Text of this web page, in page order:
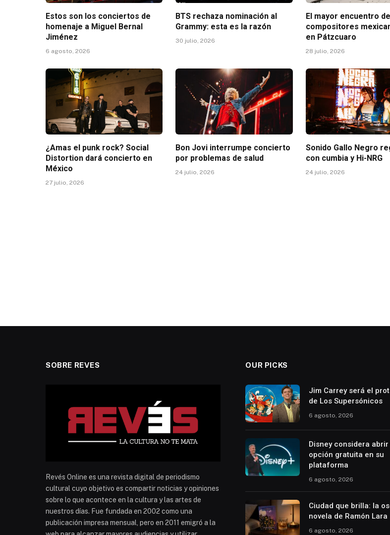
Estos son los conciertos de
homenaje a Miguel Bernal
Jiménez
6 agosto, 2026
BTS rechaza nominación al
Grammy: esta es la razón
30 julio, 2026
El mayor encuentro de
compositores
en Pátzcuaro
28 julio, 2026
¿Amas el punk rock? Social
Distortion dará concierto en
México
27 julio, 2026
Bon Jovi interrumpe concierto
por problemas de salud
24 julio, 2026
Sonido Gallo Negro
con cumbia y Hi-NRG
24 julio, 2026
SOBRE REVES
Revés Online es una revista digital de periodismo
cultural cuyo objetivo es compartir noticias y opiniones
sobre lo que acontece en la cultura y las artes de
nuestros días. Fue fundada en 2002 como una
publicación impresa mensual, pero en 2011 emigró a la
OUR PICKS
Jim Carrey será el
de Los Supersónicos
6 agosto, 2026
Disney considera abrir
opción gratuita en su
plataforma
6 agosto, 2026
Ciudad que brilla: la
novela de Ramón Lara
6 agosto, 2026